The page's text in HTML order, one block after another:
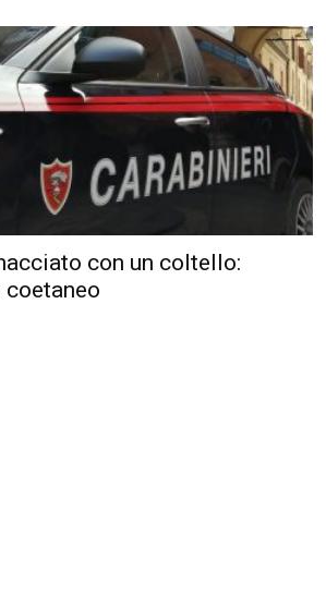
con un coltello: